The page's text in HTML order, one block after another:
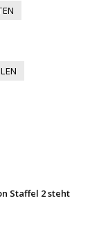
Staffel 2 steht